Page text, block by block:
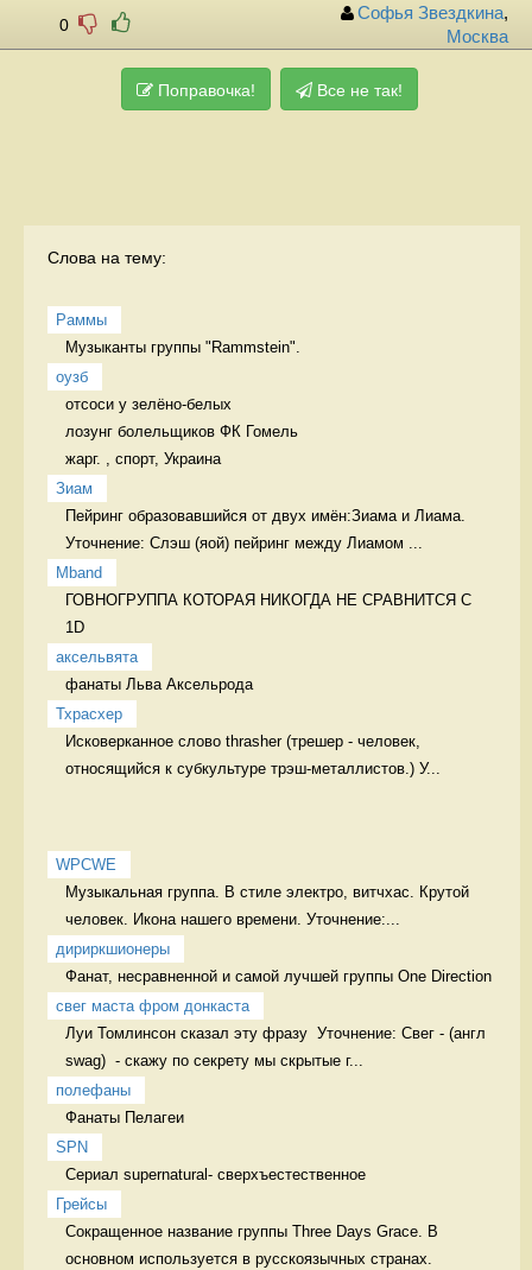
0
Софья Звездкина,
Москва
Поправочка! Все не так!
Слова на тему:
Раммы
Музыканты группы "Rammstein".
оузб
отсоси у зелёно-белых
лозунг болельщиков ФК Гомель
жарг. , спорт, Украина
Зиам
Пейринг образовавшийся от двух имён:Зиама и Лиама.
Уточнение: Слэш (яой) пейринг между Лиамом ...
Mband
ГОВНОГРУППА КОТОРАЯ НИКОГДА НЕ СРАВНИТСЯ С
1D
аксельвята
фанаты Льва Аксельрода
Тхрасхер
Исковерканное слово thrasher (трешер - человек,
относящийся к субкультуре трэш-металлистов.) У...
WPCWE
Музыкальная группа. В стиле электро, витчхас. Крутой
человек. Икона нашего времени. Уточнение:...
дириркшионеры
свег маста фром донкаста
Луи Томлинсон сказал эту фразу  Уточнение: Свег - (англ
swag)  - скажу по секрету мы скрытые г...
полефаны
Фанаты Пелагеи
SPN
Сериал supernatural- сверхъестественное
Грейсы
Сокращенное название группы Three Days Grace. В
основном используется в русскоязычных странах.